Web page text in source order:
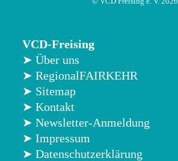
VCD-Freising
➤ Über uns
➤ RegionalFAIRKEHR
➤ Sitemap
➤ Kontakt
➤ Newsletter-Anmeldung
➤ Impressum
➤ Datenschutzerklärung